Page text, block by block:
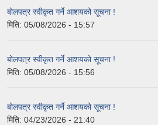
बोलपत्र स्वीकृत गर्ने आशयको सूचना !
मिति: 05/08/2026 - 15:57
बोलपत्र स्वीकृत गर्ने आशयको सूचना !
मिति: 05/08/2026 - 15:56
बोलपत्र स्वीकृत गर्ने आशयको सूचना !
मिति: 04/23/2026 - 21:40